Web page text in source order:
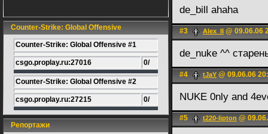
Counter-Strike: Global Offensive
Counter-Strike: Global Offensive #1
csgo.proplay.ru:27016 0/
Counter-Strike: Global Offensive #2
csgo.proplay.ru:27215 0/
Репортажи
de_bill ahaha
#3 Alex_II @ 09.06.06
de_nuke ^^
#4 tJaY @ 09.06.06
NUKE 0nly and
#5 t220-lipton @